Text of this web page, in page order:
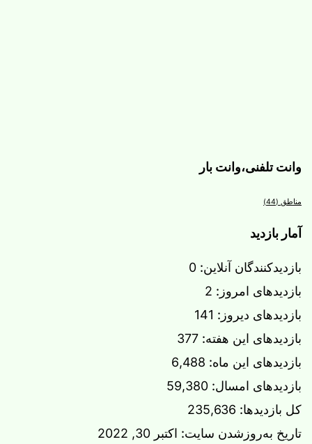
وانت تلفنی،وانت بار
مناطق (44)
آمار بازدید
بازدیدکنندگان آنلاین: 0
بازدیدهای امروز: 2
بازدیدهای دیروز: 141
بازدیدهای این هفته: 377
بازدیدهای این ماه: 6,488
بازدیدهای امسال: 59,380
کل بازدیدها: 235,636
تاریخ به‌روزشدن سایت: اکتبر 30, 2022